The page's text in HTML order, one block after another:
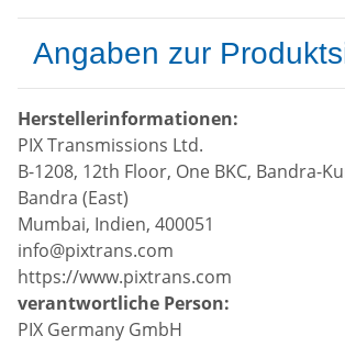
Angaben zur
Herstellerinformationen:
PIX Transmissions Ltd.
B-1208, 12th Floor, One BKC, Bandra-
Bandra (East)
Mumbai, Indien, 400051
info@pixtrans.com
https://www.pixtrans.com
verantwortliche Person:
PIX Germany GmbH